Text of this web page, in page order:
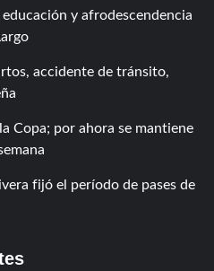
y afrodescendencia
accidente de tránsito,
Copa; por ahora se mantiene
fijó el período de pases de